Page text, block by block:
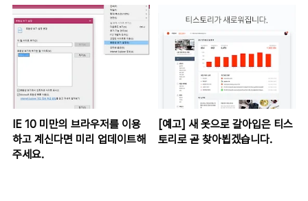
IE 10 미만의 브라우저를 이용
하고 계신다면 미리 업데이트해
주세요.
[예고] 새 옷으로 갈아입은 티스
토리로 곧 찾아뵙겠습니다.